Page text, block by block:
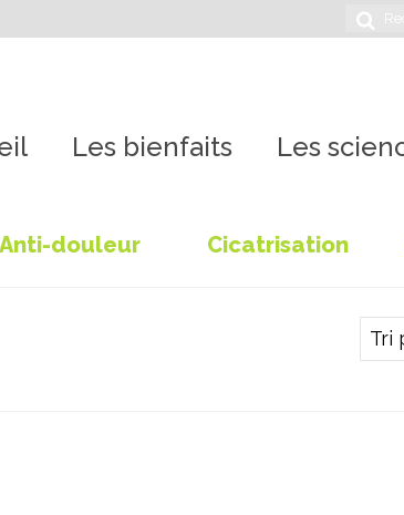
Les bienfaits Les
Anti-douleur Cicatrisation